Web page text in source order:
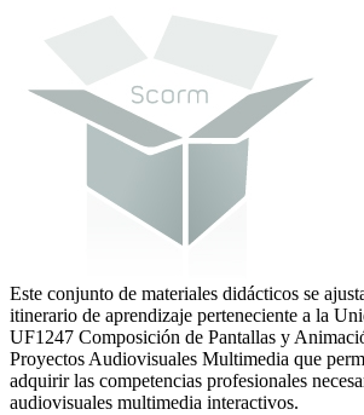
Este conjunto de materiales didácticos se
itinerario de aprendizaje perteneciente a la
UF1247 Composición de Pantallas y
Proyectos Audiovisuales Multimedia que
adquirir las competencias profesionales
audiovisuales multimedia interactivos.